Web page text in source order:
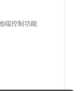
端控制功能